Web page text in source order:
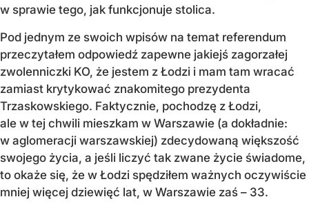
w sprawie tego, jak funkcjonuje stolica.
Pod jednym ze swoich wpisów na temat referendum
przeczytałem odpowiedź zapewne jakiejś zagorzałej
zwolenniczki KO, że jestem z Łodzi i mam tam wracać
zamiast krytykować znakomitego prezydenta
Trzaskowskiego. Faktycznie, pochodzę z Łodzi,
ale w tej chwili mieszkam w Warszawie (a dokładnie:
w aglomeracji warszawskiej) zdecydowaną większość
swojego życia, a jeśli liczyć tak zwane życie świadome,
to okaże się, że w Łodzi spędziłem ważnych oczywiście
mniej więcej dziewięć lat, w Warszawie zaś – 33.